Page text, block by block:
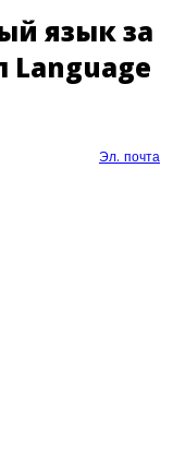
язык за
Language
Эл. почта